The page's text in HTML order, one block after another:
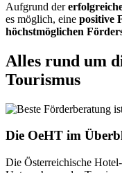
Aufgrund der
es möglich, eine positive
höchstmöglichen
Alles rund um
Tourismus
Die OeHT im
Die Österreichische